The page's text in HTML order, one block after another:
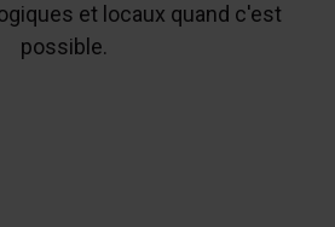
et locaux quand c'est
possible.